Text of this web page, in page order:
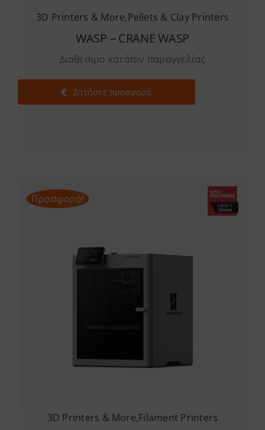
3D Printers & More,Pellets & Clay Printers
WASP – CRANE WASP
Διαθέσιμο κατόπιν παραγγελίας
Ζητήστε προσφορά
Προσφορά!
3D Printers & More,Filament Printers